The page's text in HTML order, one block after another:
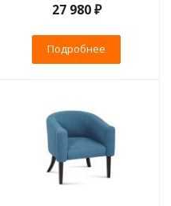
27 980 ₽
Подробнее